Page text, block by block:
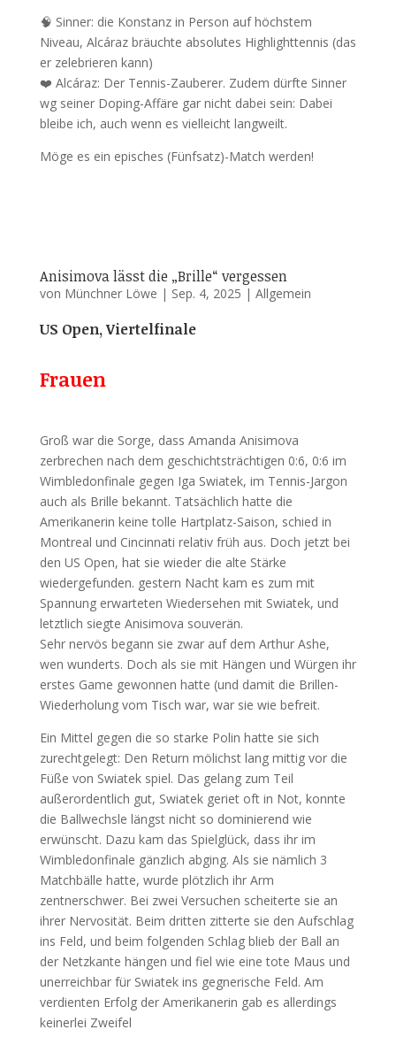
🧠 Sinner: die Konstanz in Person auf höchstem
Niveau, Alcáraz bräuchte absolutes Highlighttennis (das
er zelebrieren kann)
❤️ Alcáraz: Der Tennis-Zauberer. Zudem dürfte Sinner
wg seiner Doping-Affäre gar nicht dabei sein: Dabei
bleibe ich, auch wenn es vielleicht langweilt.
Möge es ein episches (Fünfsatz)-Match werden!
Anisimova lässt die „Brille“ vergessen
von Münchner Löwe | Sep. 4, 2025 | Allgemein
US Open, Viertelfinale
Frauen
Groß war die Sorge, dass Amanda Anisimova
zerbrechen nach dem geschichtsträchtigen 0:6, 0:6 im
Wimbledonfinale gegen Iga Swiatek, im Tennis-Jargon
auch als Brille bekannt. Tatsächlich hatte die
Amerikanerin keine tolle Hartplatz-Saison, schied in
Montreal und Cincinnati relativ früh aus. Doch jetzt bei
den US Open, hat sie wieder die alte Stärke
wiedergefunden. gestern Nacht kam es zum mit
Spannung erwarteten Wiedersehen mit Swiatek, und
letztlich siegte Anisimova souverän.
Sehr nervös begann sie zwar auf dem Arthur Ashe,
wen wunderts. Doch als sie mit Hängen und Würgen ihr
erstes Game gewonnen hatte (und damit die Brillen-
Wiederholung vom Tisch war, war sie wie befreit.
Ein Mittel gegen die so starke Polin hatte sie sich
zurechtgelegt: Den Return mölichst lang mittig vor die
Füße von Swiatek spiel. Das gelang zum Teil
außerordentlich gut, Swiatek geriet oft in Not, konnte
die Ballwechsle längst nicht so dominierend wie
erwünscht. Dazu kam das Spielglück, dass ihr im
Wimbledonfinale gänzlich abging. Als sie nämlich 3
Matchbälle hatte, wurde plötzlich ihr Arm
zentnerschwer. Bei zwei Versuchen scheiterte sie an
ihrer Nervosität. Beim dritten zitterte sie den Aufschlag
ins Feld, und beim folgenden Schlag blieb der Ball an
der Netzkante hängen und fiel wie eine tote Maus und
unerreichbar für Swiatek ins gegnerische Feld. Am
verdienten Erfolg der Amerikanerin gab es allerdings
keinerlei Zweifel